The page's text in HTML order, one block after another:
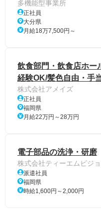
多機能型事業所
正社員
大分県
月給18万7,500円～
飲食部門・飲食店ホー
経験OK/髪色自由・手
株式会社アメイズ
正社員
福岡県
月給22万円～28万円
電子部品の洗浄・研磨
株式会社ティーエムビジ
派遣社員
福岡県
時給1,600円～2,000円